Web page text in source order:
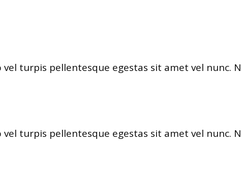
turpis pellentesque egestas sit amet vel nunc.
turpis pellentesque egestas sit amet vel nunc.